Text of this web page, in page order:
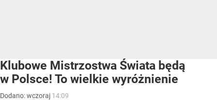
Klubowe Mistrzostwa Świata będą
w Polsce! To wielkie wyróżnienie
Dodano:wczoraj 14:09